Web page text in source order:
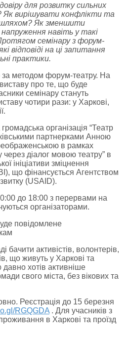
для розвитку сильних
Як вирішувати конфлікти та
Як зменшити
навіть у такі
семінару з форум-
відповіді на ці запитання
практики.
методом форум-театру. На
про те, що буде
семінару стануть
чотири рази: у Харкові,
громадська організація “Театр
партнерками Анною
в рамках
діалог мовою театру” в
ініціативи зміцнення
що фінансується Агентством
(USAID).
до 18:00 з перервами на
організаторами.
повідомлене
бачити активістів, волонтерів,
що живуть у Харкові та
давно хотів активніше
свого міста, без вікових та
Реєстрація до 15 березня
RGQGDA . Для учасників з
в Харкові та проїзд